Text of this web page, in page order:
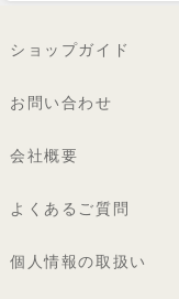
ショップガイド
お問い合わせ
会社概要
よくあるご質問
個人情報の取扱い